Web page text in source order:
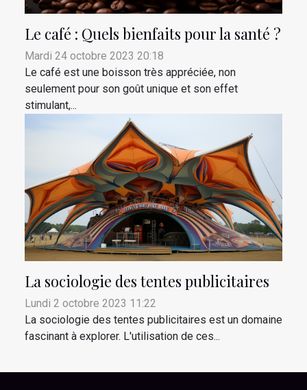
Le café : Quels bienfaits pour la santé ?
Mardi 24 octobre 2023 20:18
Le café est une boisson très appréciée, non
seulement pour son goût unique et son effet
stimulant,...
La sociologie des tentes publicitaires
Lundi 2 octobre 2023 11:22
La sociologie des tentes publicitaires est un domaine
fascinant à explorer. L'utilisation de ces...